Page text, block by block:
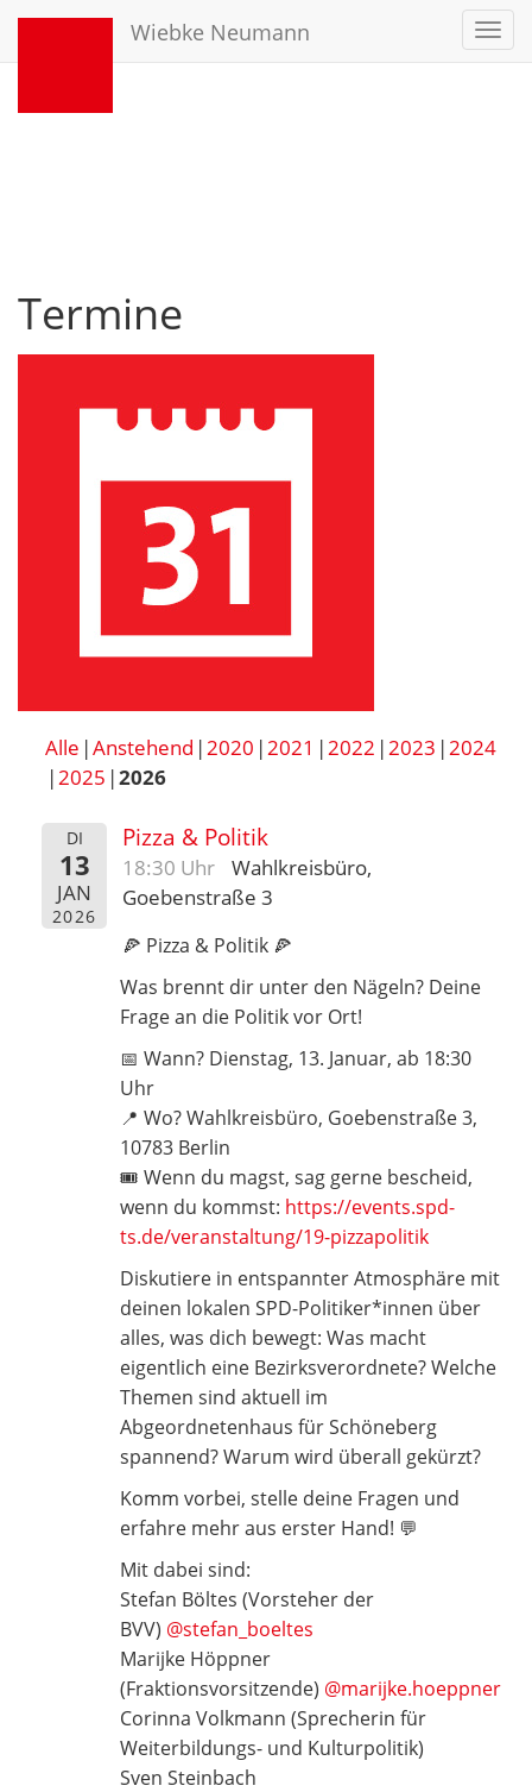
Wiebke Neumann
Termine
Alle Anstehend 2020 2021 2022 2023 2024
2025 2026
DI
13
JAN
2026
Pizza & Politik
18:30 Uhr
Wahlkreisbüro,
Goebenstraße 3
🍕 Pizza & Politik 🍕
Was brennt dir unter den Nägeln? Deine
Frage an die Politik vor Ort!
📅 Wann? Dienstag, 13. Januar, ab 18:30
Uhr
📍 Wo? Wahlkreisbüro, Goebenstraße 3,
10783 Berlin
🎟️ Wenn du magst, sag gerne bescheid,
wenn du kommst: https://events.spd-
ts.de/veranstaltung/19-pizzapolitik
Diskutiere in entspannter Atmosphäre mit
deinen lokalen SPD-Politiker*innen über
alles, was dich bewegt: Was macht
eigentlich eine Bezirksverordnete? Welche
Themen sind aktuell im
Abgeordnetenhaus für Schöneberg
spannend? Warum wird überall gekürzt?
Komm vorbei, stelle deine Fragen und
erfahre mehr aus erster Hand! 💬
Mit dabei sind:
Stefan Böltes (Vorsteher der
BVV) @stefan_boeltes
Marijke Höppner
(Fraktionsvorsitzende) @marijke.hoeppner
Corinna Volkmann (Sprecherin für
Weiterbildungs- und Kulturpolitik)
Sven Steinbach